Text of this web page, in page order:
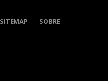
SITEMAP SOBRE